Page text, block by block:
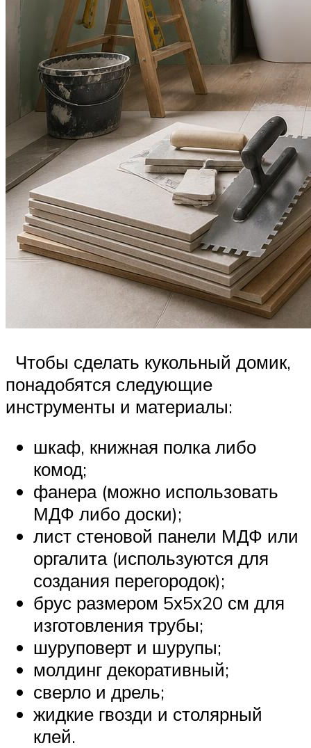
Чтобы сделать кукольный домик,
понадобятся следующие
инструменты и материалы:
шкаф, книжная полка либо
комод;
фанера (можно использовать
МДФ либо доски);
лист стеновой панели МДФ или
оргалита (используются для
создания перегородок);
брус размером 5х5х20 см для
изготовления трубы;
шуруповерт и шурупы;
молдинг декоративный;
сверло и дрель;
жидкие гвозди и столярный
клей.